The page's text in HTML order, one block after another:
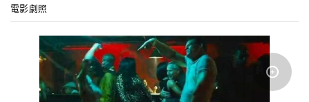
電影劇照